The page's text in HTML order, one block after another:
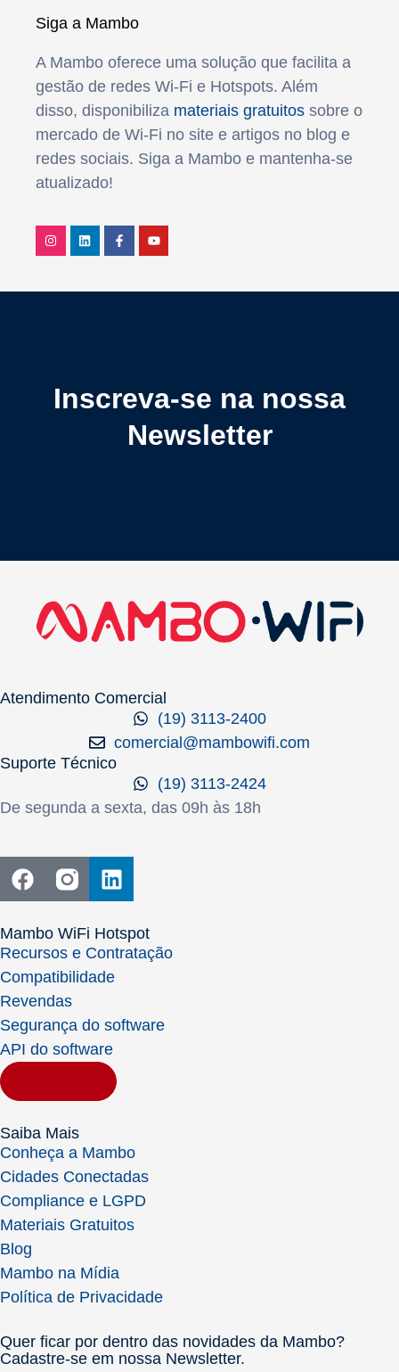
Siga a Mambo
A Mambo oferece uma solução que facilita a
gestão de redes Wi-Fi e Hotspots. Além
disso, disponibiliza materiais gratuitos sobre o
mercado de Wi-Fi no site e artigos no blog e
redes sociais. Siga a Mambo e mantenha-se
atualizado!
Inscreva-se na nossa
Newsletter
Atendimento Comercial
(19) 3113-2400
comercial@mambowifi.com
Suporte Técnico
(19) 3113-2424
De segunda a sexta, das 09h às 18h
Mambo WiFi Hotspot
Recursos e Contratação
Compatibilidade
Revendas
Segurança do software
API do software
Saiba Mais
Conheça a Mambo
Cidades Conectadas
Compliance e LGPD
Materiais Gratuitos
Blog
Mambo na Mídia
Política de Privacidade
Quer ficar por dentro das novidades da Mambo?
Cadastre-se em nossa Newsletter.